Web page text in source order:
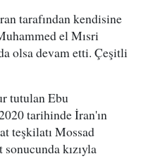
tarafından kendisine
el Mısri
olsa devam etti. Çeşitli
tutulan Ebu
tarihinde İran'ın
teşkilatı Mossad
kızıyla